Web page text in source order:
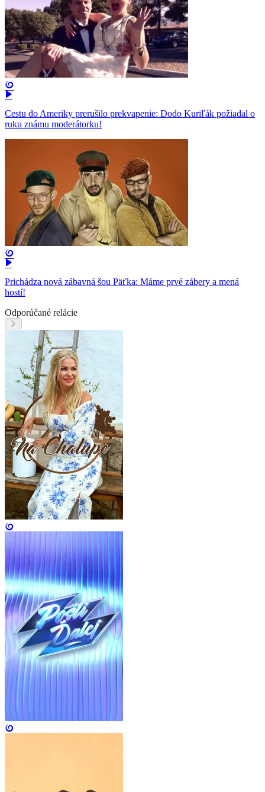
Cestu do Ameriky prerušilo prekvapenie: Dodo Kuriľák požiadal o
ruku známu moderátorku!
Prichádza nová zábavná šou Päťka: Máme prvé zábery a mená
hostí!
Odporúčané relácie